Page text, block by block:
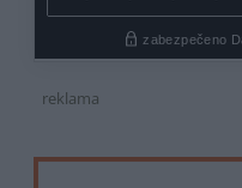
reklama